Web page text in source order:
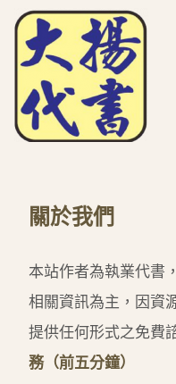
關於我們
本站作者為執業代書
相關資訊為主，因資
提供任何形式之免費
務（前五分鐘）